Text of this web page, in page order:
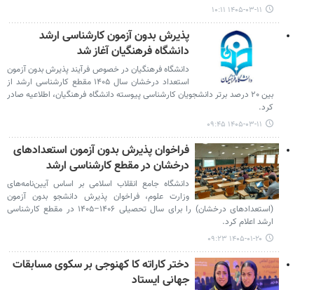
۱۴۰۵-۰۳-۱۱ ۱۰:۱۱
پذیرش بدون آزمون کارشناسی ارشد
دانشگاه فرهنگیان آغاز شد
دانشگاه فرهنگیان در خصوص فرآیند پذیرش بدون آزمون
استعداد درخشان سال ۱۴۰۵ مقطع کارشناسی ارشد از
بین ۲۰ درصد برتر دانشجویان کارشناسی پیوسته دانشگاه فرهنگیان، اطلاعیه صادر
کرد.
۱۴۰۵-۰۳-۱۱ ۰۹:۴۵
فراخوان پذیرش بدون آزمون استعدادهای
درخشان در مقطع کارشناسی ارشد
دانشگاه جامع انقلاب اسلامی بر اساس آیین‌نامه‌های
وزارت علوم، فراخوان پذیرش دانشجو بدون آزمون
(استعدادهای درخشان) را برای سال تحصیلی ۱۴۰۶–۱۴۰۵ در مقطع کارشناسی
ارشد اعلام کرد.
۱۴۰۵-۰۱-۲۰ ۰۹:۲۳
دختر کاراته‌ کا کهنوجی بر سکوی مسابقات
جهانی ایستاد